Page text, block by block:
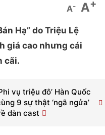
A- A+
Hạ” do Triệu Lệ
giá cao nhưng cái
cãi.
vụ triệu đô’ Hàn Quốc
9 sự thật ‘ngã ngửa’
dàn cast